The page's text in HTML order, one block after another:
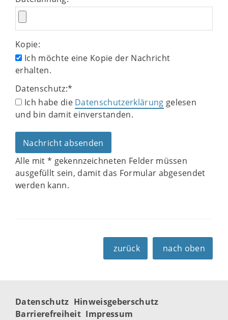
Kopie:
Ich möchte eine Kopie der Nachricht
erhalten.
Datenschutz:*
Ich habe die Datenschutzerklärung gelesen
und bin damit einverstanden.
Alle mit * gekennzeichneten Felder müssen
ausgefüllt sein, damit das Formular abgesendet
werden kann.
zurück nach oben
Datenschutz Hinweisgeberschutz
Barrierefreiheit Impressum